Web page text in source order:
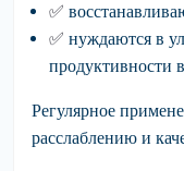
✅
✅ нуждаются в
продуктивности
Регулярное
расслаблению и